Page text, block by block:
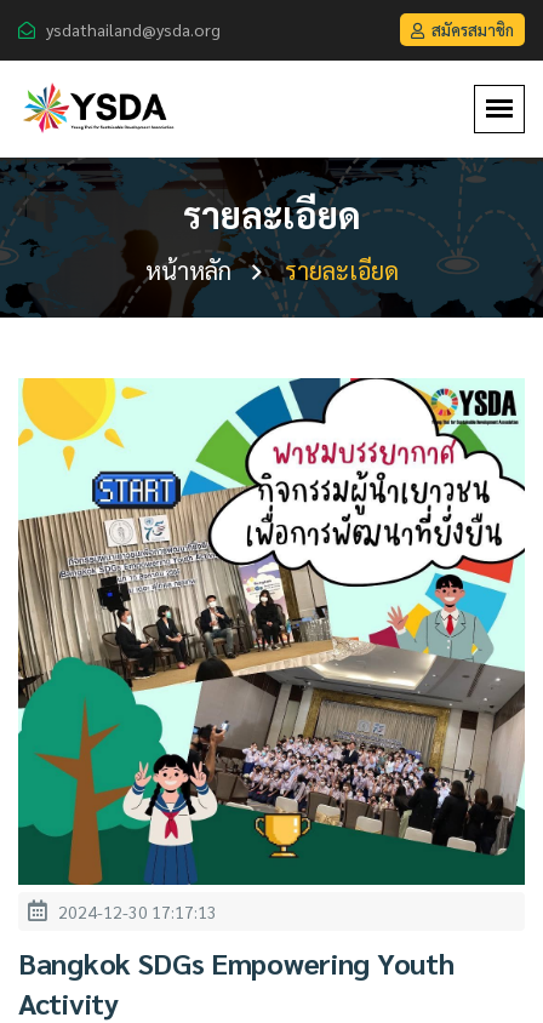
ysdathailand@ysda.org สมัครสมาชิก
รายละเอียด
หน้าหลัก รายละเอียด
2024-12-30 17:17:13
Bangkok SDGs Empowering Youth
Activity